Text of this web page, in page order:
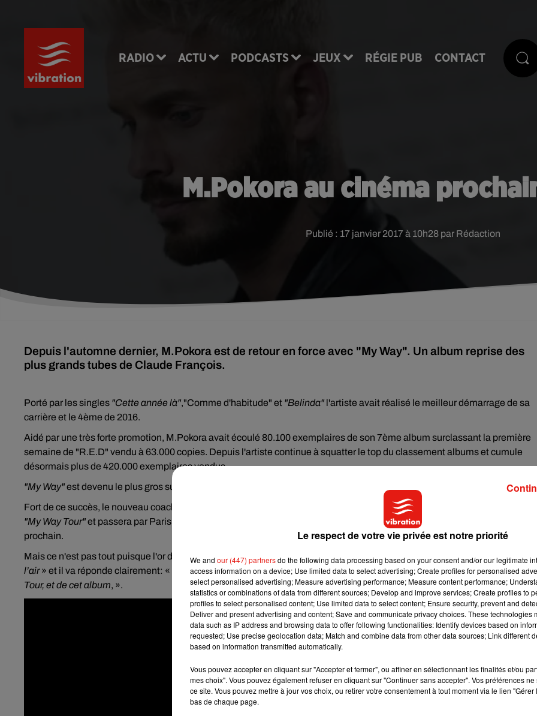
RADIO ACTU PODCASTS JEUX RÉGIE PUB CONTACT
M.Pokora au cinéma
Publié : 17 janvier 2017 à 10h28 par Rédaction
Depuis l'automne dernier, M.Pokora est de retour en force avec "My Way". Un album reprise des
plus grands tubes de Claude François.
Porté par les singles "Cette année là","Comme d'habitude" et "Belinda" l'artiste avait réalisé le meilleur démarrage de sa
carrière et le 4ème de 2016.
Aidé par une très forte promotion, M.Pokora avait écoulé 80.100 exemplaires de son 7ème album surclassant la première
semaine de "R.E.D" vendu à 63.000 copies. Depuis l'artiste continue à squatter le top du classement albums et cumule
désormais plus de 420.000 exemplaires vendus.
"My Way"est devenu le plus gros succès de sa carrière.
Fort de ce succès, le nouveau coach de The Voice (dès le 4 février sur TF1), partira sur les routes de France pour sa tourner
"My Way Tour"et passera par Paris les 21 et 22 Mars prochain et aussi à l'AccorHotels Arena de Paris le 8 décembre
prochain.
Mais ce n'est pas tout puisque l'or d'une interview sur M6, on lui demande: «
s’il est vrai qu’il y a des projets de cinéma dans
l’air» et il va réponde clairement: «
C’est la prochaine étape. Mais d'abord on va bien s'occu­per de la tour­née, le My Way
Tour, et de cet album, ».
Le respect de votre vie privée est notre priorité
We and our (447) partnersdo the following data processing based on your consent and/or our legitimate
access information on a device; Use limited data to select advertising; Create profiles for personalised
select personalised advertising; Measure advertising performance; Measure content performance;
statistics or combinations of data from different sources; Develop and improve services; Create profiles to
profiles to select personalised content; Use limited data to select content; Ensure security, prevent and
Deliver and present advertising and content; Save and communicate privacy choices. These technologies
data such as IP address and browsing data to offer following functionalities: Identify devices based on
requested; Use precise geolocation data; Match and combine data from other data sources; Link different
based on information transmitted automatically.
Vous pouvez accepter en cliquant sur "Accepter et fermer", ou affiner en sélectionnant les finalités et/ou
mes choix". Vous pouvez également refuser en cliquant sur "Continuer sans accepter". Vos préférences
ce site. Vous pouvez mettre à jour vos choix, ou retirer votre consentement à tout moment via le lien
bas de chaque page.